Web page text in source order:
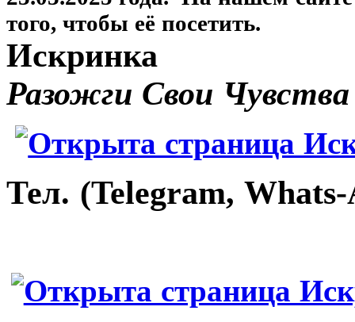
того, чтобы её посетить.
Искринка
Разожги Свои Чувства
Тел. (Telegram,